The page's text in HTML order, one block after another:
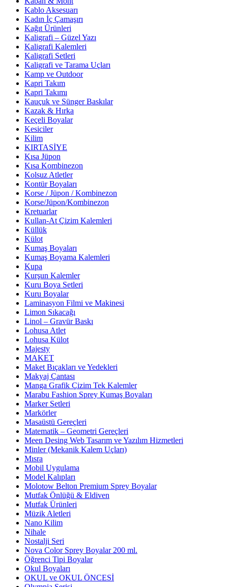
Kablo Aksesuarı
Kadın İç Çamaşırı
Kağıt Ürünleri
Kaligrafi – Güzel Yazı
Kaligrafi Kalemleri
Kaligrafi Setleri
Kaligrafi ve Tarama Uçları
Kamp ve Outdoor
Kapri Takım
Kapri Takımı
Kauçuk ve Sünger Baskılar
Kazak & Hırka
Keçeli Boyalar
Kesiciler
Kilim
KIRTASİYE
Kısa Jüpon
Kısa Kombinezon
Kolsuz Atletler
Kontür Boyaları
Korse / Jüpon / Kombinezon
Korse/Jüpon/Kombinezon
Kretuarlar
Kullan-At Çizim Kalemleri
Küllük
Külot
Kumaş Boyaları
Kumaş Boyama Kalemleri
Kupa
Kurşun Kalemler
Kuru Boya Setleri
Kuru Boyalar
Laminasyon Filmi ve Makinesi
Limon Sıkacağı
Linol – Gravür Baskı
Lohusa Atlet
Lohusa Külot
Majesty
MAKET
Maket Bıçakları ve Yedekleri
Makyaj Çantası
Manga Grafik Çizim Tek Kalemler
Marabu Fashion Sprey Kumaş Boyaları
Marker Setleri
Markörler
Masaüstü Gereçleri
Matematik – Geometri Gereçleri
Meen Desing Web Tasarım ve Yazılım Hizmetleri
Minler (Mekanik Kalem Uçları)
Mısra
Mobil Uygulama
Model Kalıpları
Molotow Belton Premium Sprey Boyalar
Mutfak Önlüğü & Eldiven
Mutfak Ürünleri
Müzik Aletleri
Nano Kilim
Nihale
Nostalji Seri
Nova Color Sprey Boyalar 200 ml.
Öğrenci Tipi Boyalar
Okul Boyaları
OKUL ve OKUL ÖNCESİ